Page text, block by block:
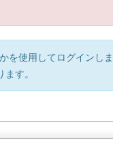
を使用してログインし
す。